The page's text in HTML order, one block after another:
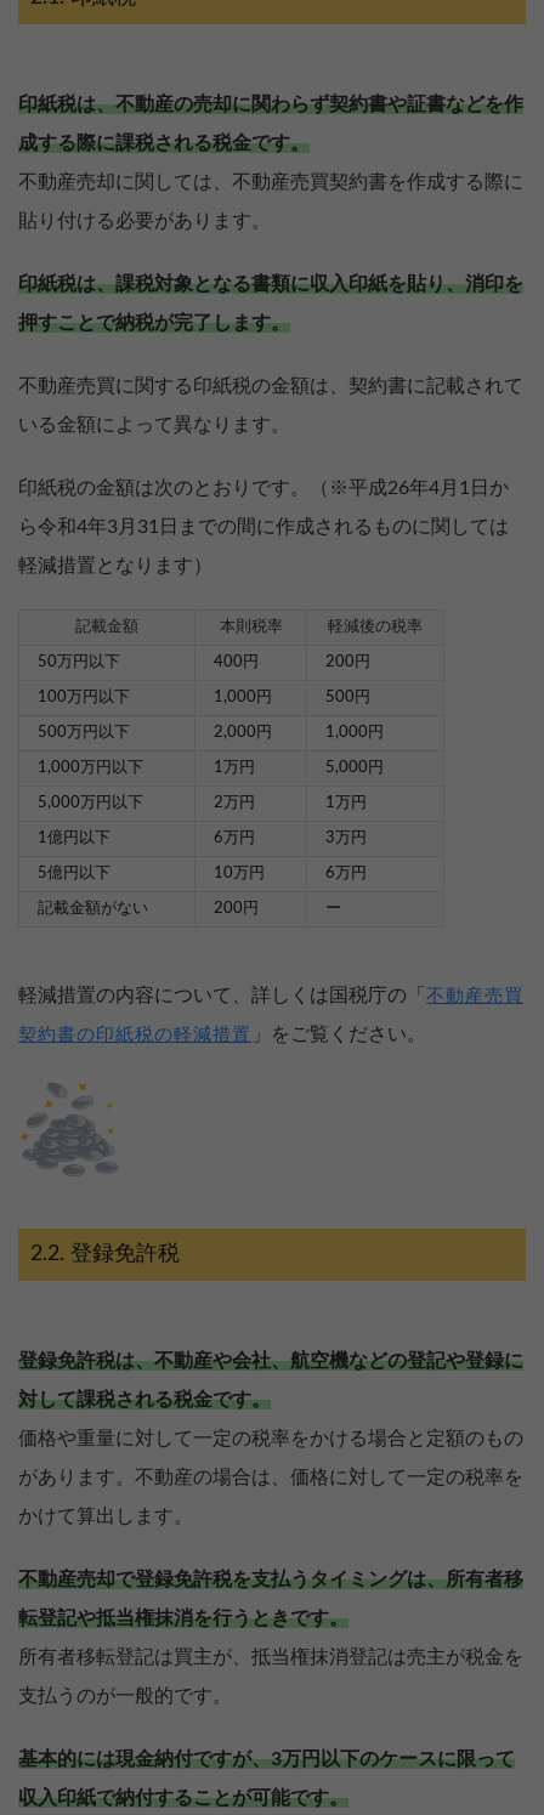
印紙税は、不動産の売却に関わらず契約書や証書などを作
成する際に課税される税金です。
不動産売却に関しては、不動産売買契約書を作成する際に
貼り付ける必要があります。
印紙税は、課税対象となる書類に収入印紙を貼り、消印を
押すことで納税が完了します。
不動産売買に関する印紙税の金額は、契約書に記載されて
いる金額によって異なります。
印紙税の金額は次のとおりです。（※平成26年4月1日か
ら令和4年3月31日までの間に作成されるものに関しては
軽減措置となります）
記載金額 本則税率 軽減後の税率
50万円以下 400円 200円
100万円以下 1,000円 500円
500万円以下 2,000円 1,000円
1,000万円以下 1万円 5,000円
5,000万円以下 2万円 1万円
1億円以下 6万円 3万円
5億円以下 10万円 6万円
記載金額がない 200円 ー
軽減措置の内容について、詳しくは国税庁の「 不動産売買
契約書の印紙税の軽減措置 」をご覧ください。
登録免許税
登録免許税は、不動産や会社、航空機などの登記や登録に
対して課税される税金です。
価格や重量に対して一定の税率をかける場合と定額のもの
があります。不動産の場合は、価格に対して一定の税率を
かけて算出します。
不動産売却で登録免許税を支払うタイミングは、所有者移
転登記や抵当権抹消を行うときです。
所有者移転登記は買主が、抵当権抹消登記は売主が税金を
支払うのが一般的です。
基本的には現金納付ですが、3万円以下のケースに限って
収入印紙で納付することが可能です。